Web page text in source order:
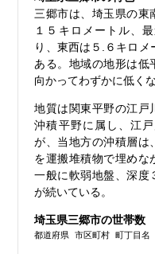
三郷市は、埼玉県の東
１５キロメートル、
り、東西は５.６キロ
ある。地域の地形は低
向かってわずかに低く
地質は関東平野の江戸
沖積平野に属し、江
が、当地方の沖積層は
を運搬堆積物で埋めな
一般に軟弱地盤、深度
が続いている。
埼玉県三郷市の世帯数
都道府県 市区町村 町丁目名